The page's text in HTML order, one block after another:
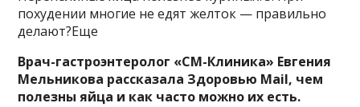
похудении многие не едят желток — правильно
делают?Еще
Врач-гастроэнтеролог «СМ-Клиника» Евгения
Мельникова рассказала Здоровью Mail, чем
полезны яйца и как часто можно их есть.